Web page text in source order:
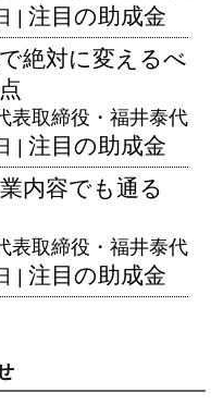
| 注目の助成金
絶対に変えるべ
表取締役・福井泰代
| 注目の助成金
内容でも通る
表取締役・福井泰代
| 注目の助成金